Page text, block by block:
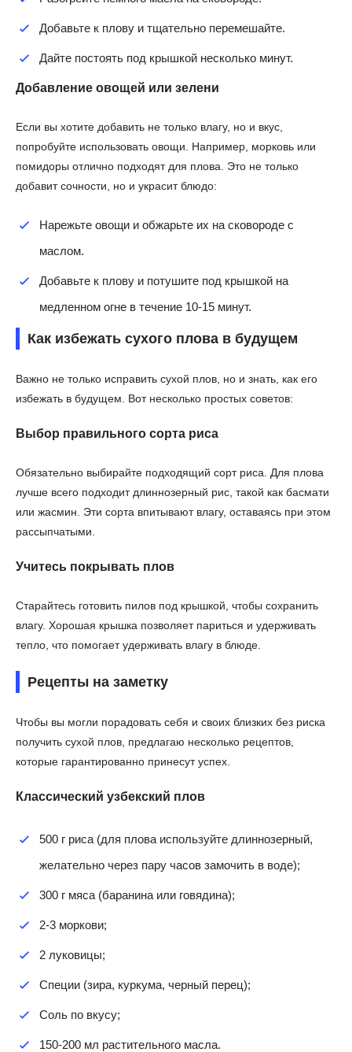
Добавьте к плову и тщательно перемешайте.
Дайте постоять под крышкой несколько минут.
Добавление овощей или зелени
Если вы хотите добавить не только влагу, но и вкус,
попробуйте использовать овощи. Например, морковь или
помидоры отлично подходят для плова. Это не только
добавит сочности, но и украсит блюдо:
Нарежьте овощи и обжарьте их на сковороде с
маслом.
Добавьте к плову и потушите под крышкой на
медленном огне в течение 10-15 минут.
Как избежать сухого плова в будущем
Важно не только исправить сухой плов, но и знать, как его
избежать в будущем. Вот несколько простых советов:
Выбор правильного сорта риса
Обязательно выбирайте подходящий сорт риса. Для плова
лучше всего подходит длиннозерный рис, такой как басмати
или жасмин. Эти сорта впитывают влагу, оставаясь при этом
рассыпчатыми.
Учитесь покрывать плов
Старайтесь готовить пилов под крышкой, чтобы сохранить
влагу. Хорошая крышка позволяет париться и удерживать
тепло, что помогает удерживать влагу в блюде.
Рецепты на заметку
Чтобы вы могли порадовать себя и своих близких без риска
получить сухой плов, предлагаю несколько рецептов,
которые гарантированно принесут успех.
Классический узбекский плов
500 г риса (для плова используйте длиннозерный,
желательно через пару часов замочить в воде);
300 г мяса (баранина или говядина);
2-3 моркови;
2 луковицы;
Специи (зира, куркума, черный перец);
Соль по вкусу;
150-200 мл растительного масла.